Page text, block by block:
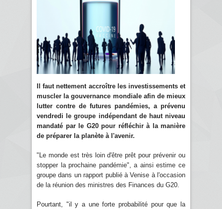
Il faut nettement accroître les investissements et
muscler la gouvernance mondiale afin de mieux
lutter contre de futures pandémies, a prévenu
vendredi le groupe indépendant de haut niveau
mandaté par le G20 pour réfléchir à la manière
de préparer la planète à l'avenir.
"Le monde est très loin d'être prêt pour prévenir ou
stopper la prochaine pandémie", a ainsi estime ce
groupe dans un rapport publié à Venise à l'occasion
de la réunion des ministres des Finances du G20.
Pourtant, "il y a une forte probabilité pour que la